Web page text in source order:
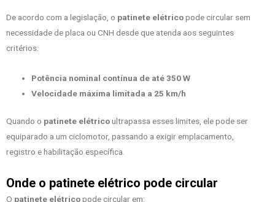
De acordo com a legislação, o patinete elétricopode circular sem
necessidade de placa ou CNH desde que atenda aos seguintes
critérios:
Potência nominal contínua de até 350 W
Velocidade máxima limitada a 25 km/h
Quando o patinete elétricoultrapassa esses limites, ele pode ser
equiparado a um ciclomotor, passando a exigir emplacamento,
registro e habilitação específica.
Onde o patinete elétrico pode circular
O patinete elétricopode circular em: